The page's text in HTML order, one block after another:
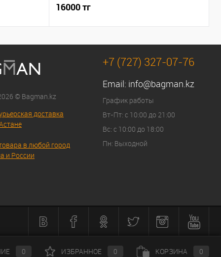
16000 тг
© Bagman.kz
доставка
в любой город
и России
+7 (727) 327-07-76
Email: info@bagman.kz
График работы
Вт-Пт: с 10:00 до 21:00
Вс: с 10:00 до 18:00
Пн: Выходной
0 ИЗБРАННОЕ 0 КОРЗИНА 0